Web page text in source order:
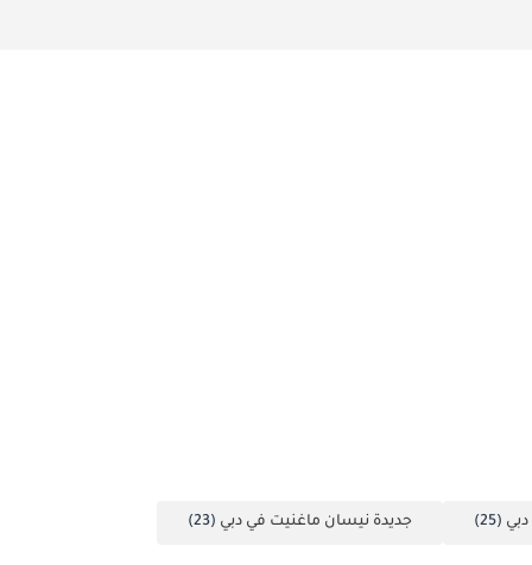
(25) جديدة نيسان ماغنيت في دبي (23)